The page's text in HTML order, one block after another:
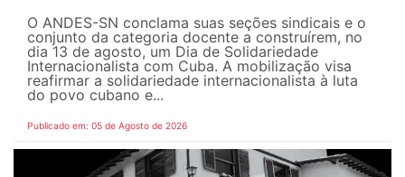
O ANDES-SN conclama suas seções sindicais e o
conjunto da categoria docente a construírem, no
dia 13 de agosto, um Dia de Solidariedade
Internacionalista com Cuba. A mobilização visa
reafirmar a solidariedade internacionalista à luta
do povo cubano e...
Publicado em: 05 de Agosto de 2026